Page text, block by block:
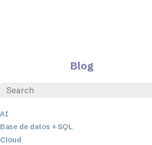
Blog
AI
Base de datos + SQL
Cloud